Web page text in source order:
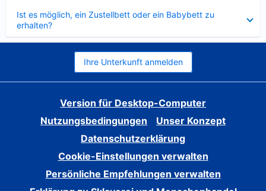
Ist es möglich, ein Zustellbett oder ein Babybett zu
erhalten?
Ihre Unterkunft anmelden
Version für Desktop-Computer
Nutzungsbedingungen
Unser Konzept
Datenschutzerklärung
Cookie-Einstellungen verwalten
Persönliche Empfehlungen verwalten